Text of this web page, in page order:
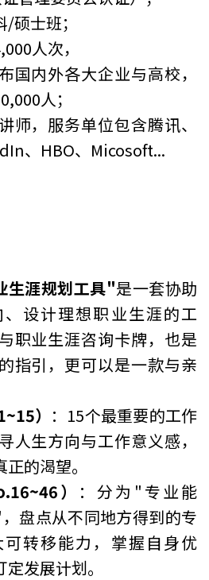
硕士班；
人次，
国内外各大企业与高校，
人；
师，服务单位包含腾讯、
、HBO、Micosoft...
生涯规划工具"是一套协助
设计理想职业生涯的工
职业生涯咨询卡牌，也是
指引，更可以是一款与亲
） ：15个最重要的工作
人生方向与工作意义感，
的渴望。
） ：分为"专业能
盘点从不同地方得到的专
转移能力，掌握自身优
发展计划。